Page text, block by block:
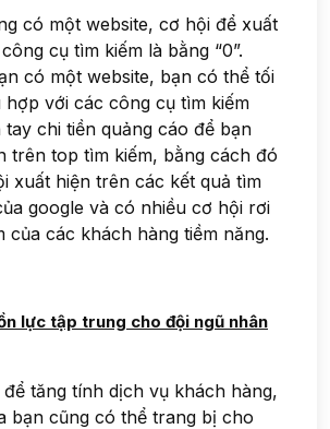
có một website, cơ hội để xuất
cụ tìm kiếm là bằng “0”.
có một website, bạn có thể tối
với các công cụ tìm kiếm
tay chi tiền quảng cáo để bạn
trên top tìm kiếm, bằng cách đó
xuất hiện trên các kết quả tìm
google và có nhiều cơ hội rơi
của các khách hàng tiềm năng.
lực tập trung cho đội ngũ nhân
tăng tính dịch vụ khách hàng,
bạn cũng có thể trang bị cho